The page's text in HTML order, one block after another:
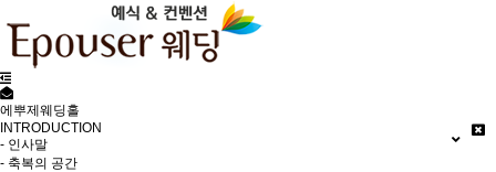
에뿌제웨딩홀
INTRODUCTION
- 인사말
- 축복의 공간